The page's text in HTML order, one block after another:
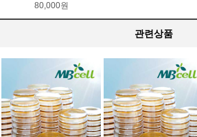
80,000원
관련상품